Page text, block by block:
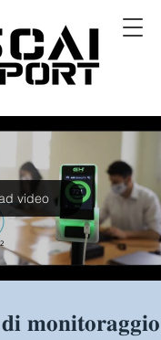
video
𝐦𝐨𝐧𝐢𝐭𝐨𝐫𝐚𝐠𝐠𝐢𝐨